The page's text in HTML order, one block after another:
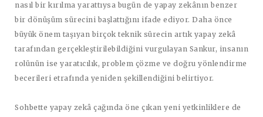
nasıl bir kırılma yarattıysa bugün de yapay zekânın benzer
bir dönüşüm sürecini başlattığını ifade ediyor. Daha önce
büyük önem taşıyan birçok teknik sürecin artık yapay zekâ
tarafından gerçekleştirilebildiğini vurgulayan Sankur, insanın
rolünün ise yaratıcılık, problem çözme ve doğru yönlendirme
becerileri etrafında yeniden şekillendiğini belirtiyor.
Sohbette yapay zekâ çağında öne çıkan yeni yetkinliklere de